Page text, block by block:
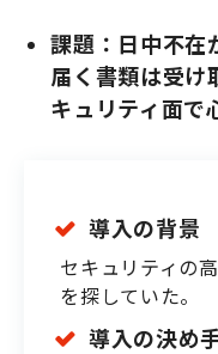
課題：日中不在
届く書類は受け
キュリティ面で
導入の背景
セキュリティの
を探していた。
導入の決め